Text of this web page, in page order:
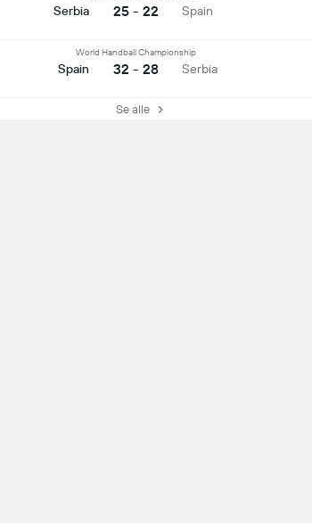
Serbia 25 - 22 Spain
Spain
World Handball Championship
32 - 28 Serbia
Se alle